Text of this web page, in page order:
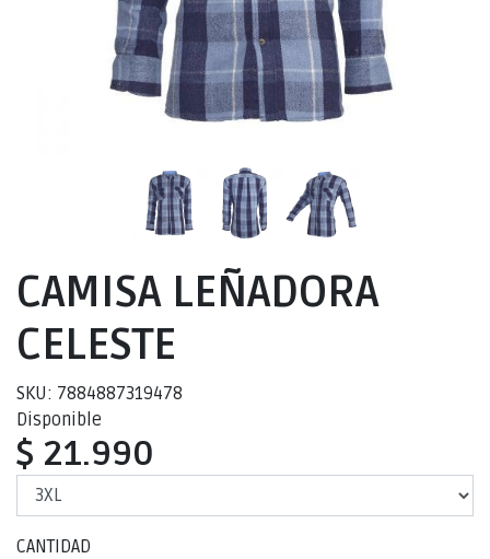
CAMISA LEÑADORA
CELESTE
SKU: 7884887319478
Disponible
$ 21.990
CANTIDAD